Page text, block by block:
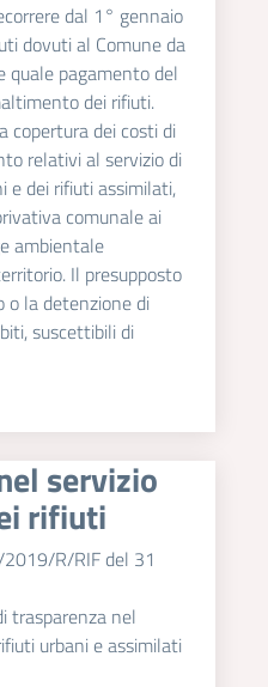
dal 1° gennaio
dovuti al Comune da
quale pagamento del
dei rifiuti.
copertura dei costi di
relativi al servizio di
e dei rifiuti assimilati,
comunale ai
ambientale
Il presupposto
o la detenzione di
suscettibili di
servizio
rifiuti
R/RIF del 31
trasparenza nel
urbani e assimilati